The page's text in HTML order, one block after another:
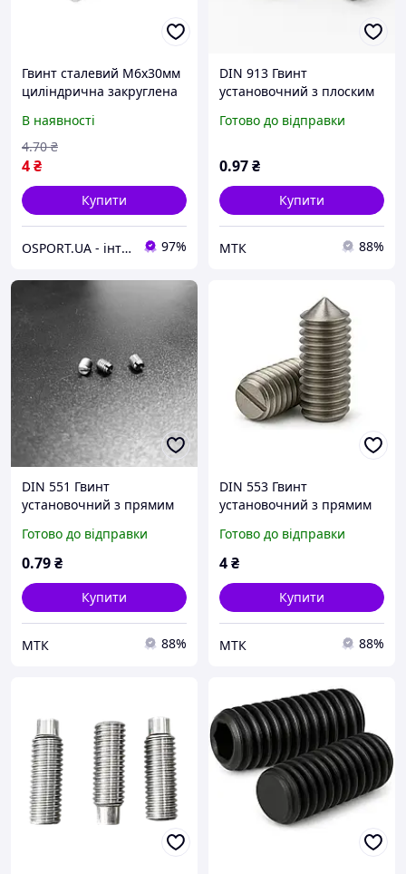
Гвинт сталевий М6х30мм
циліндрична закруглена
В наявності
4₴
4.70 ₴
Купити
OSPORT.UA - інтернет магазин спортивних товарів 97%
DIN 913 Гвинт
установочний з плоским
Готово до відправки
0.97₴
Купити
МТК 88%
DIN 551 Гвинт
установочний з прямим
14H БП
Готово до відправки
0.79₴
Купити
МТК 88%
DIN 553 Гвинт
установочний з прямим
нержавіючий
Готово до відправки
4₴
Купити
МТК 88%